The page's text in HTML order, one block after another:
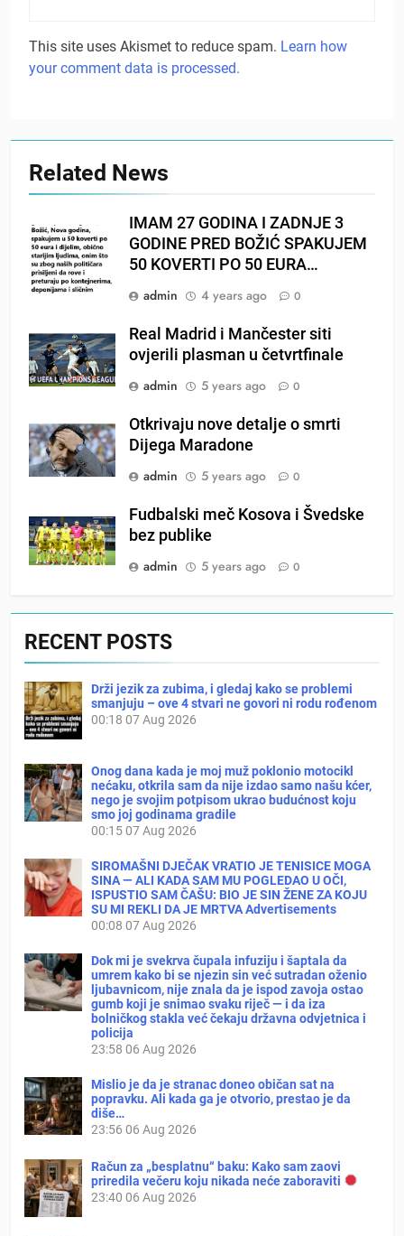
This site uses Akismet to reduce spam. Learn how
your comment data is processed.
Related News
IMAM 27 GODINA I ZADNJE 3
GODINE PRED BOŽIĆ SPAKUJEM
50 KOVERTI PO 50 EURA…
admin
4 years ago 0
Real Madrid i Mančester siti
ovjerili plasman u četvrtfinale
admin
5 years ago 0
Otkrivaju nove detalje o smrti
Dijega Maradone
admin
5 years ago 0
Fudbalski meč Kosova i Švedske
bez publike
admin
5 years ago 0
RECENT POSTS
Drži jezik za zubima, i gledaj kako se problemi
smanjuju – ove 4 stvari ne govori ni rodu rođenom
00:18 07 Aug 2026
Onog dana kada je moj muž poklonio motocikl
nećaku, otkrila sam da nije izdao samo našu kćer,
nego je svojim potpisom ukrao budućnost koju
smo joj godinama gradile
00:1507 Aug 2026
SIROMAŠNI DJEČAK VRATIO JE TENISICE MOGA
SINA — ALI KADA SAM MU POGLEDAO U OČI,
ISPUSTIO SAM ČAŠU: BIO JE SIN ŽENE ZA KOJU
SU MI REKLI DA JE MRTVA Advertisements
00:08 07 Aug 2026
Dok mi je svekrva čupala infuziju i šaptala da
umrem kako bi se njezin sin već sutradan oženio
ljubavnicom, nije znala da je ispod zavoja ostao
gumb koji je snimao svaku riječ — i da iza
bolničkog stakla već čekaju državna odvjetnica i
policija
23:58 06 Aug 2026
Mislio je da je stranac doneo običan sat na
popravku. Ali kada ga je otvorio, prestao je da
diše…
23:56 06 Aug 2026
Račun za „besplatnu“ baku: Kako sam zaovi
priredila večeru koju nikada neće zaboraviti
23:40 06 Aug 2026